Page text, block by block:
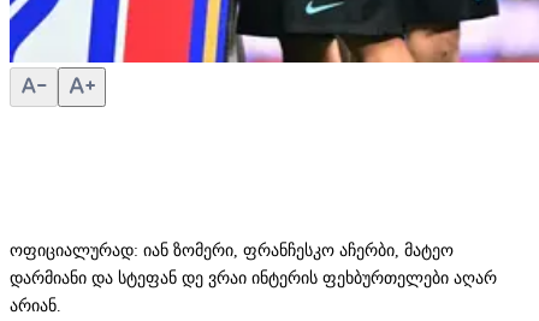
ოფიციალურად: იან ზომერი, ფრანჩესკო აჩერბი, მატეო
დარმიანი და სტეფან დე ვრაი ინტერის ფეხბურთელები აღარ
არიან.